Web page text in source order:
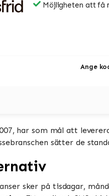
Möjligheten att få
Ange
har som mål att
sätter de
sker på tisdagar,